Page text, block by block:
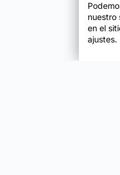
nuestro
en el
ajustes.